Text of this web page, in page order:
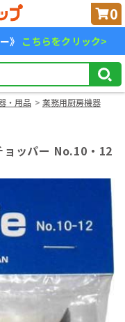
0
》 こちらをクリック>
・用品
業務用厨房機器
ョッパー No.10・12